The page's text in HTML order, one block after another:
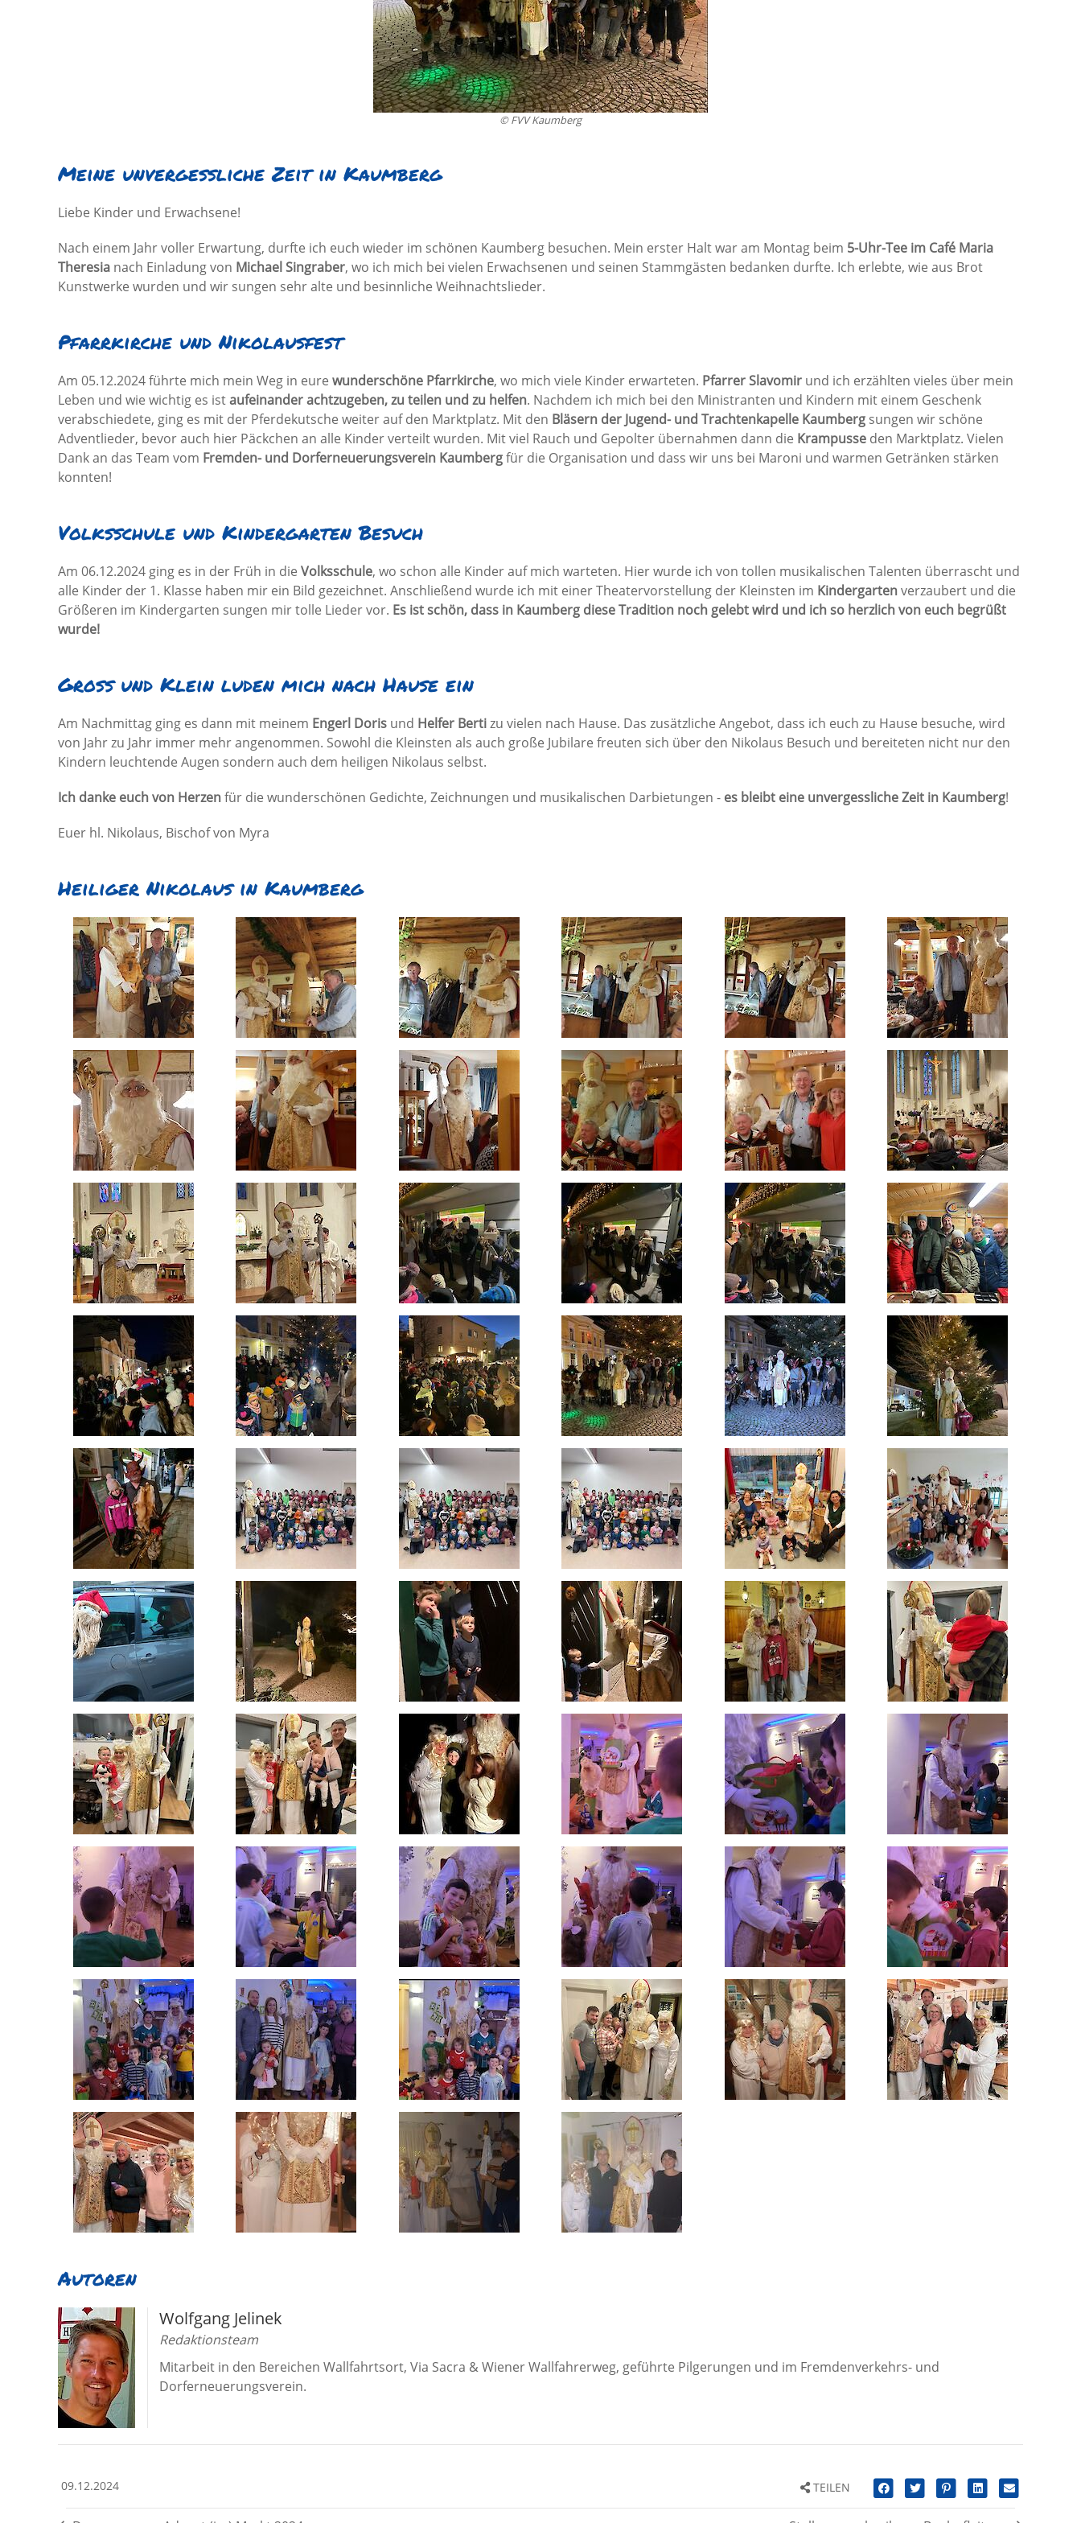
© FVV Kaumberg
Meine unvergessliche Zeit in Kaumberg
Liebe Kinder und Erwachsene!
Nach einem Jahr voller Erwartung, durfte ich euch wieder im schönen Kaumberg besuchen. Mein erster Halt war am Montag beim 5-Uhr-Tee im Café Maria
Theresia nach Einladung von Michael Singraber, wo ich mich bei vielen Erwachsenen und seinen Stammgästen bedanken durfte. Ich erlebte, wie aus Brot
Kunstwerke wurden und wir sungen sehr alte und besinnliche Weihnachtslieder.
Pfarrkirche und Nikolausfest
Am 05.12.2024 führte mich mein Weg in eure wunderschöne Pfarrkirche, wo mich viele Kinder erwarteten. Pfarrer Slavomir und ich erzählten vieles über mein
Leben und wie wichtig es istaufeinander achtzugeben, zu teilen und zu helfen. Nachdem ich mich bei den Ministranten und Kindern mit einem Geschenk
verabschiedete, ging es mit der Pferdekutsche weiter auf den Marktplatz. Mit den Bläsern der Jugend- und Trachtenkapelle Kaumberg sungen wir schöne
Adventlieder, bevor auch hier Päckchen an alle Kinder verteilt wurden. Mit viel Rauch und Gepolter übernahmen dann die Krampusse den Marktplatz. Vielen
Dank an das Team vom Fremden- und Dorferneuerungsverein Kaumbergfür die Organisation und dass wir uns bei Maroni und warmen Getränken stärken
konnten!
Volksschule und Kindergarten Besuch
Am 06.12.2024 ging es in der Früh in die Volksschule, wo schon alle Kinder auf mich warteten. Hier wurde ich von tollen musikalischen Talenten überrascht und
alle Kinder der 1. Klasse haben mir ein Bild gezeichnet. Anschließend wurde ich mit einer Theatervorstellung der Kleinsten im Kindergartenverzaubert und die
Größeren im Kindergarten sungen mir tolle Lieder vor. Es ist schön, dass in Kaumberg diese Tradition noch gelebt wird und ich so herzlich von euch begrüßt
wurde!
Groß und Klein luden mich nach Hause ein
Am Nachmittag ging es dann mit meinem Engerl Doris und Helfer Bertizu vielen nach Hause. Das zusätzliche Angebot, dass ich euch zu Hause besuche, wird
von Jahr zu Jahr immer mehr angenommen. Sowohl die Kleinsten als auch große Jubilare freuten sich über den Nikolaus Besuch und bereiteten nicht nur den
Kindern leuchtende Augen sondern auch dem heiligen Nikolaus selbst.
Ich danke euch von Herzenfür die wunderschönen Gedichte, Zeichnungen und musikalischen Darbietungen - es bleibt eine unvergessliche Zeit in Kaumberg!
Euer hl. Nikolaus, Bischof von Myra
Heiliger Nikolaus in Kaumberg
Autoren
Wolfgang Jelinek
Redaktionsteam
Mitarbeit in den Bereichen Wallfahrtsort, Via Sacra & Wiener Wallfahrerweg, geführte Pilgerungen und im Fremdenverkehrs- und
Dorferneuerungsverein.
09.12.2024 TEILEN